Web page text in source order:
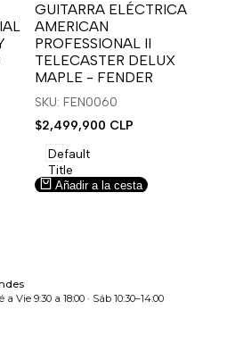
para
usar
la
lista
deseos.
para
usar
Compare
GUITARRA ELÉCTRICA
AMERICAN
PROFESSIONAL II
TELECASTER DELUX
MAPLE - FENDER
SKU: FEN0060
Precio
venta
$2,499,900 CLP
Default
Title
Añadir a la cesta
Vie 9:30 a 18:00 · Sáb 10:30–14:00